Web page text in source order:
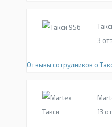
3
Отзывы сотрудников о
13